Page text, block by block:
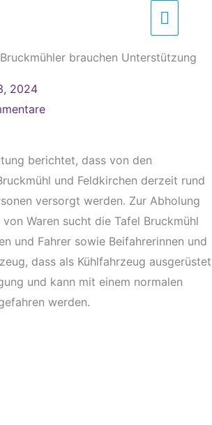
brauchen Unterstützung
2024
berichtet, dass von den
und Feldkirchen derzeit rund
versorgt werden. Zur Abholung
Waren sucht die Tafel Bruckmühl
und Fahrer sowie Beifahrerinnen und
dass als Kühlfahrzeug ausgerüstet
und kann mit einem normalen
werden.